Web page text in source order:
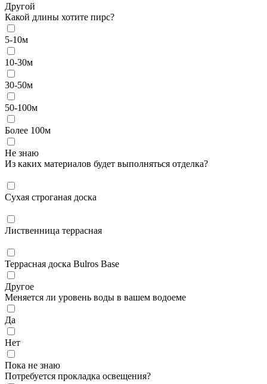
Другой
Какой длины хотите пирс?
5-10м
10-30м
30-50м
50-100м
Более 100м
Не знаю
Из каких материалов будет выполняться отделка?
Сухая строганая доска
Лиственница террасная
Террасная доска Bulros Base
Другое
Меняется ли уровень воды в вашем водоеме
Да
Нет
Пока не знаю
Потребуется прокладка освещения?